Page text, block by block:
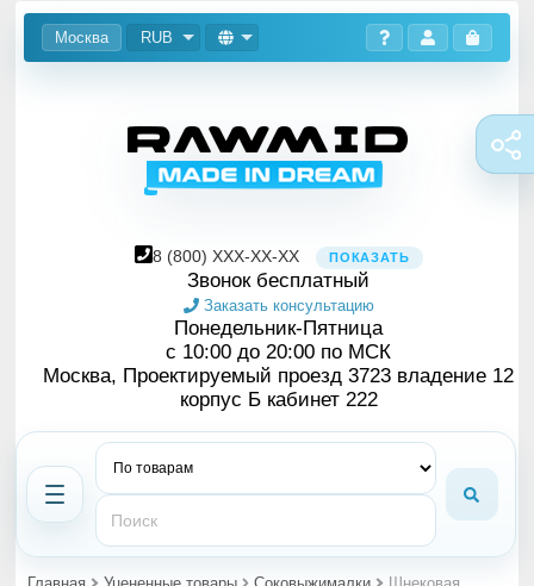
Москва RUB
8 (800) XXX-XX-XX ПОКАЗАТЬ
Звонок бесплатный
Заказать консультацию
Понедельник-Пятница
с 10:00 до 20:00 по МСК
Москва, Проектируемый проезд 3723 владение 12
корпус Б кабинет 222